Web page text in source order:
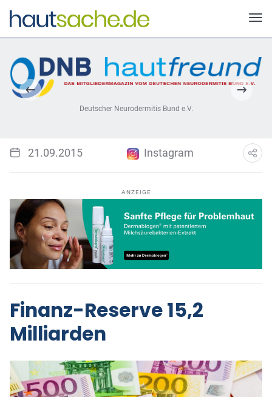
Deutscher Neurodermitis Bund e.V.
21.09.2015 Instagram
ANZEIGE
Finanz-Reserve 15,2
Milliarden